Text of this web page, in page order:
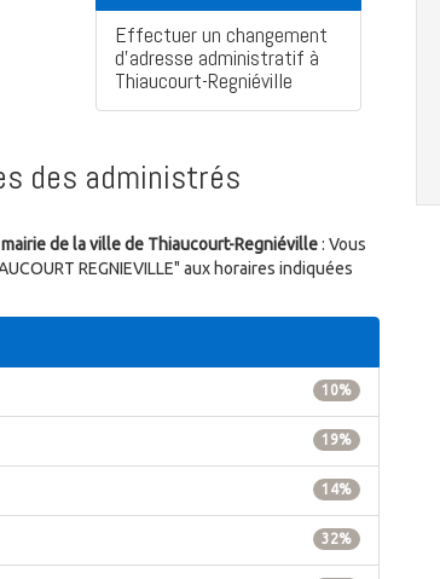
Effectuer un changement
d'adresse administratif à
Thiaucourt-Regniéville
des administrés
mairie de la ville de Thiaucourt-Regniéville: Vous
REGNIEVILLE" aux horaires indiquées
10%
19%
14%
32%